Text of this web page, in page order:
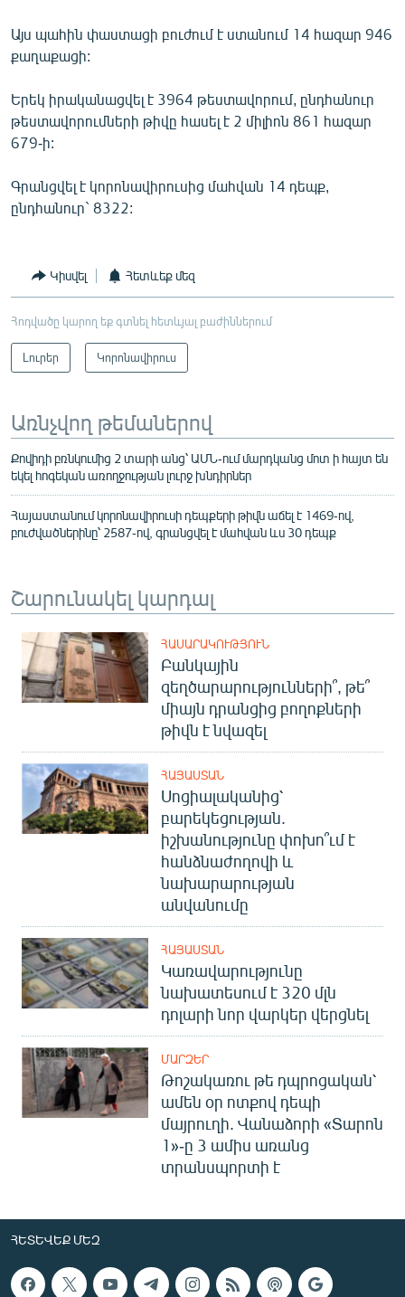
Հայերեն
English
Русский
ՀԵՏԵՎԵՔ ՄԵԶ
«Ազատության» բոլոր կայքերը
Այս պահին փաստացի բուժում է ստանում 14 հազար 946
քաղաքացի:
Երեկ իրականացվել է 3964 թեստավորում, ընդհանուր
թեստավորումների թիվը հասել է 2 միլիոն 861 հազար
679-ի:
Գրանցվել է կորոնավիրուսից մահվան 14 դեպք,
ընդհանուր` 8322:
Կիսվել Հետևեք մեզ
Հոդվածը կարող եք գտնել հետևյալ բաժիններում
Լուրեր Կորոնավիրուս
Առնչվող թեմաներով
Քովիդի բռնկումից 2 տարի անց՝ ԱՄՆ-ում մարդկանց մոտ ի հայտ են
եկել հոգեկան առողջության լուրջ խնդիրներ
Հայաստանում կորոնավիրուսի դեպքերի թիվն աճել է 1469-ով,
բուժվածներինը՝ 2587-ով, գրանցվել է մահվան ևս 30 դեպք
Շարունակել կարդալ
ՀԱՍԱՐԱԿՈՒԹՅՈՒՆ
Բանկային
զեղծարարությունների՞, թե՞
միայն դրանցից բողոքների
թիվն է նվազել
ՀԱՅԱՍՏԱՆ
Սոցիալականից՝
բարեկեցության.
իշխանությունը փոխո՞ւմ է
հանձնաժողովի և
նախարարության
անվանումը
ՀԱՅԱՍՏԱՆ
Կառավարությունը
նախատեսում է 320 մլն
դոլարի նոր վարկեր վերցնել
ՄԱՐԶԵՐ
Թոշակառու թե դպրոցական՝
ամեն օր ոտքով դեպի
մայրուղի. Վանաձորի «Տարոն
1»-ը 3 ամիս առանց
տրանսպորտի է
ՀԵՏԵՎԵՔ ՄԵԶ